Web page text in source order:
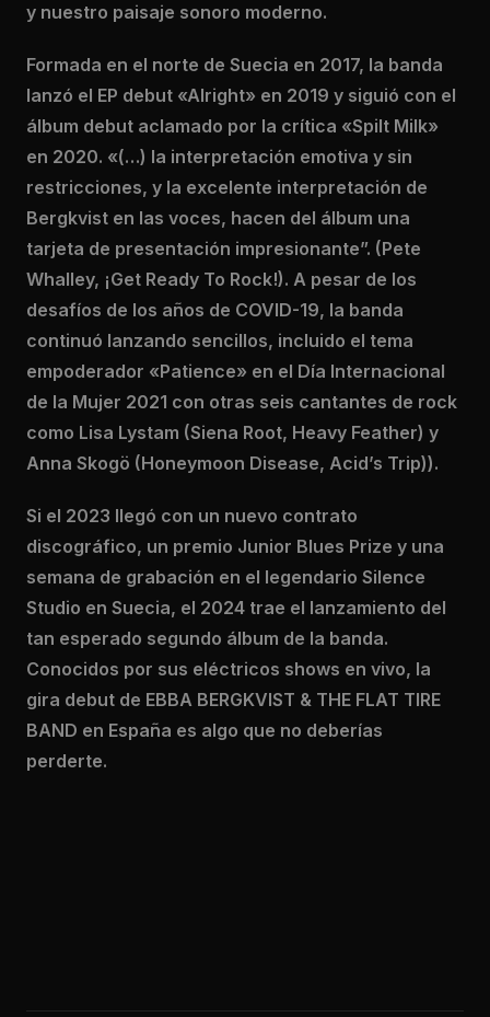
y nuestro paisaje sonoro moderno.
Formada en el norte de Suecia en 2017, la banda
lanzó el EP debut «Alright» en 2019 y siguió con el
álbum debut aclamado por la crítica «Spilt Milk»
en 2020. «(…) la interpretación emotiva y sin
restricciones, y la excelente interpretación de
Bergkvist en las voces, hacen del álbum una
tarjeta de presentación impresionante”. (Pete
Whalley, ¡Get Ready To Rock!). A pesar de los
desafíos de los años de COVID-19, la banda
continuó lanzando sencillos, incluido el tema
empoderador «Patience» en el Día Internacional
de la Mujer 2021 con otras seis cantantes de rock
como Lisa Lystam (Siena Root, Heavy Feather) y
Anna Skogö (Honeymoon Disease, Acid’s Trip)).
Si el 2023 llegó con un nuevo contrato
discográfico, un premio Junior Blues Prize y una
semana de grabación en el legendario Silence
Studio en Suecia, el 2024 trae el lanzamiento del
tan esperado segundo álbum de la banda.
Conocidos por sus eléctricos shows en vivo, la
gira debut de EBBA BERGKVIST & THE FLAT TIRE
BAND en España es algo que no deberías
perderte.